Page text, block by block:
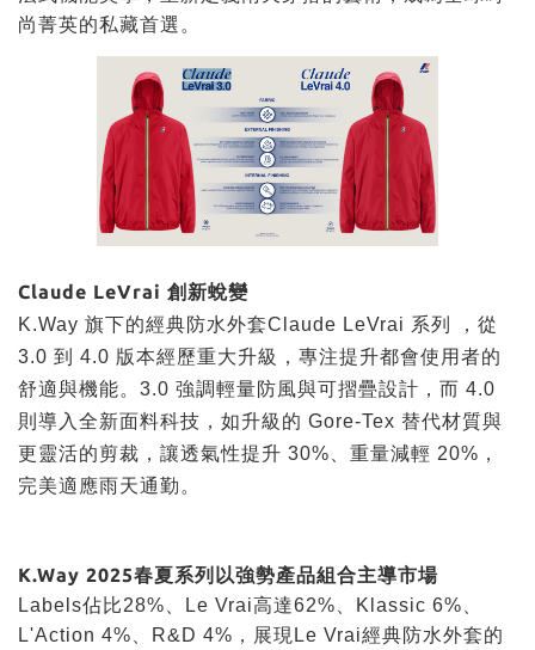
尚菁英的私藏首選。
Claude LeVrai 創新蛻變
K.Way 旗下的經典防水外套Claude LeVrai 系列 ，從
3.0 到 4.0 版本經歷重大升級，專注提升都會使用者的
舒適與機能。3.0 強調輕量防風與可摺疊設計，而 4.0
則導入全新面料科技，如升級的 Gore-Tex 替代材質與
更靈活的剪裁，讓透氣性提升 30%、重量減輕 20%，
完美適應雨天通勤。
K.Way 2025春夏系列以強勢產品組合主導市場
Labels佔比28%、Le Vrai高達62%、Klassic 6%、
L'Action 4%、R&D 4%，展現Le Vrai經典防水外套的